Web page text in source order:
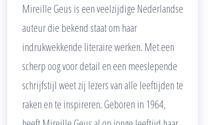
Mireille Geus is een veelzijdige Nederlandse
auteur die bekend staat om haar
indrukwekkende literaire werken. Met een
scherp oog voor detail en een meeslepende
schrijfstijl weet zij lezers van alle leeftijden te
raken en te inspireren. Geboren in 1964,